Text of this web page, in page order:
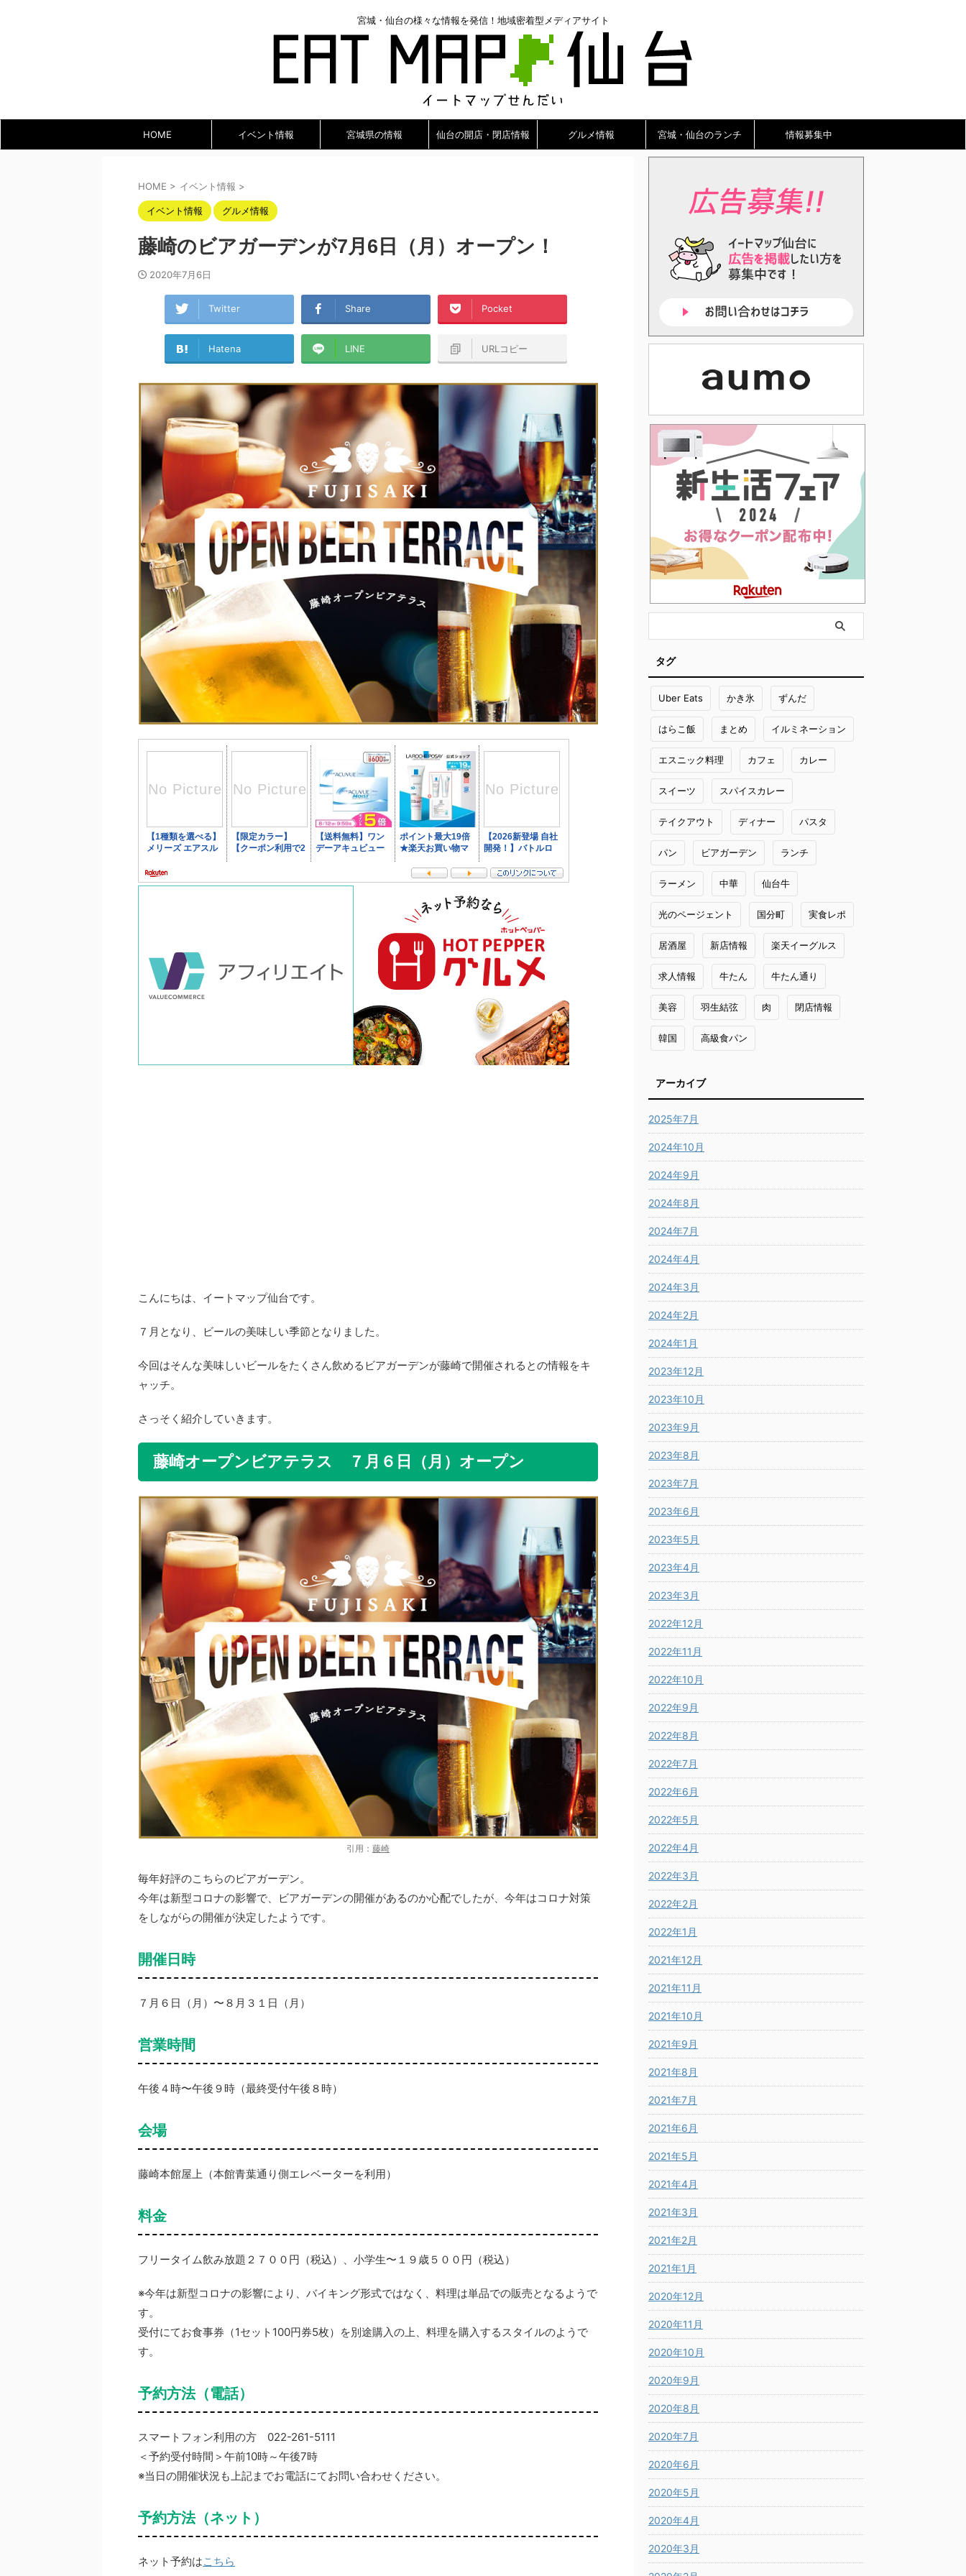
宮城・仙台の様々な情報を発信！地域密着型メディアサイト
HOME イベント情報 宮城県の情報 仙台の開店・閉店情報 グルメ情報 宮城・仙台のランチ 情報募集中
HOME > イベント情報 >
イベント情報 グルメ情報
藤崎のビアガーデンが7月6日（月）オープン！
2020年7月6日
Twitter Share Pocket
Hatena LINE URLコピー
こんにちは、イートマップ仙台です。
７月となり、ビールの美味しい季節となりました。
今回はそんな美味しいビールをたくさん飲めるビアガーデンが藤崎で開催されるとの情報をキ
ャッチ。
さっそく紹介していきます。
藤崎オープンビアテラス ７月６日（月）オープン
引用： 藤崎
毎年好評のこちらのビアガーデン。
今年は新型コロナの影響で、ビアガーデンの開催があるのか心配でしたが、今年はコロナ対策
をしながらの開催が決定したようです。
開催日時
７月６日（月）〜８月３１日（月）
営業時間
午後４時〜午後９時（最終受付午後８時）
会場
藤崎本館屋上（本館青葉通り側エレベーターを利用）
料金
フリータイム飲み放題２７００円（税込）、小学生〜１９歳５００円（税込）
※今年は新型コロナの影響により、バイキング形式ではなく、料理は単品での販売となるようで
す。
受付にてお食事券（1セット100円券5枚）を別途購入の上、料理を購入するスタイルのようで
す。
予約方法（電話）
スマートフォン利用の方 022-261-5111
＜予約受付時間＞午前10時～午後7時
※当日の開催状況も上記までお電話にてお問い合わせください。
予約方法（ネット）
ネット予約はこちら
タグ
Uber Eats かき氷 ずんだ
はらこ飯 まとめ イルミネーション
エスニック料理 カフェ カレー
スイーツ スパイスカレー
テイクアウト ディナー パスタ
パン ビアガーデン ランチ
ラーメン 中華 仙台牛
光のページェント 国分町 実食レポ
居酒屋 新店情報 楽天イーグルス
求人情報 牛たん 牛たん通り
美容 羽生結弦 肉 閉店情報
韓国 高級食パン
アーカイブ
2025年7月
2024年10月
2024年9月
2024年8月
2024年7月
2024年4月
2024年3月
2024年2月
2024年1月
2023年12月
2023年10月
2023年9月
2023年8月
2023年7月
2023年6月
2023年5月
2023年4月
2023年3月
2022年12月
2022年11月
2022年10月
2022年9月
2022年8月
2022年7月
2022年6月
2022年5月
2022年4月
2022年3月
2022年2月
2022年1月
2021年12月
2021年11月
2021年10月
2021年9月
2021年8月
2021年7月
2021年6月
2021年5月
2021年4月
2021年3月
2021年2月
2021年1月
2020年12月
2020年11月
2020年10月
2020年9月
2020年8月
2020年7月
2020年6月
2020年5月
2020年4月
2020年3月